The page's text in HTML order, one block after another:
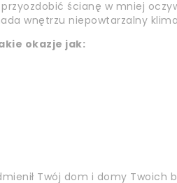
ścianę w mniej
wnętrzu niepowtarzalny
okazje jak:
Twój dom i domy Twoich